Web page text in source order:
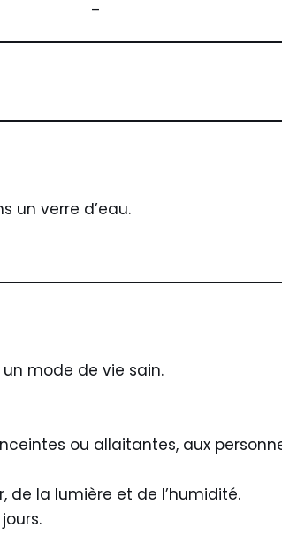
–
un verre d’eau.
mode de vie sain.
ou allaitantes, aux
de la lumière et de l’humidité.